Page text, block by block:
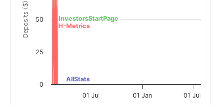
Deposits ($)
InvestorsStartPage
H-Metrics
AllStats
01 Jul 01 Jan 01 Jul
0
25
50